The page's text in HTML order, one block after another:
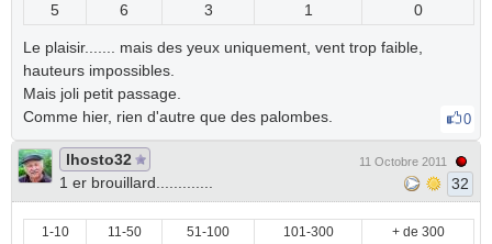
5 6 3 1 0
Le plaisir....... mais des yeux uniquement, vent trop faible,
hauteurs impossibles.
Mais joli petit passage.
Comme hier, rien d'autre que des palombes.
0
lhosto32
1 er brouillard.............
11 Octobre 2011
32
1-10 11-50 51-100 101-300 + de 300